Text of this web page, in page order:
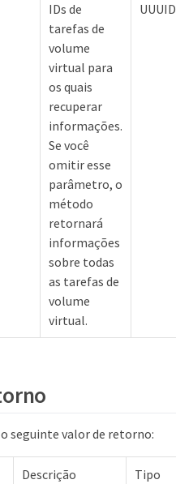
IDs de
tarefas de
volume
virtual para
os quais
recuperar
informações.
Se você
omitir esse
parâmetro, o
método
retornará
informações
sobre todas
as tarefas de
volume
virtual.
UUUID
seguinte valor de retorno:
Descrição Tipo